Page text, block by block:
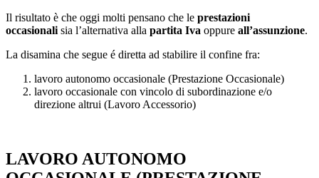
Il risultato è che oggi molti pensano che le prestazioni
occasionali sia l’alternativa alla partita Iva oppure all’assunzione.
La disamina che segue é diretta ad stabilire il confine fra:
lavoro autonomo occasionale (Prestazione Occasionale)
lavoro occasionale con vincolo di subordinazione e/o
direzione altrui (Lavoro Accessorio)
LAVORO AUTONOMO